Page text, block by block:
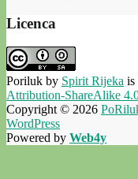
Licenca
Poriluk by Spirit Rijeka is
Attribution-ShareAlike
Copyright © 2026
WordPress
Powered by Web4y